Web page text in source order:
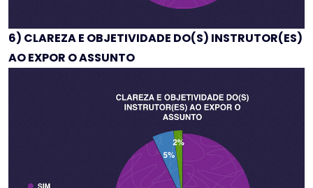
6) CLAREZA E OBJETIVIDADE DO(S) INSTRUTOR(ES)
AO EXPOR O ASSUNTO